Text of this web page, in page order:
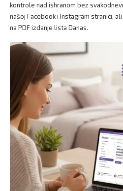
kontrole nad ishranom bez
našoj Facebook i Instagram stranici,
na PDF izdanje lista Danas.